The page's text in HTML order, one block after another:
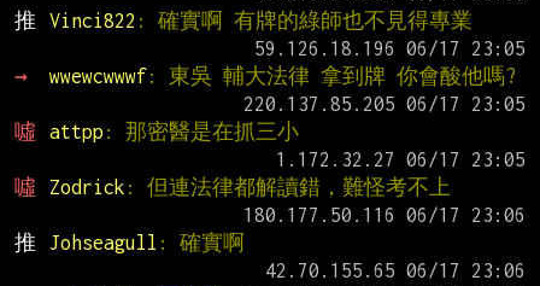
推
Vinci822 : 確實啊 有牌的綠師也不見得專業
→
wwewcwwwf: 東吳 輔大法律 拿到牌 你會酸他嗎?
噓
attpp : 那密醫是在抓三小
噓
Zodrick : 但連法律都解讀錯，難怪考不上
推
Johseagull : 確實啊